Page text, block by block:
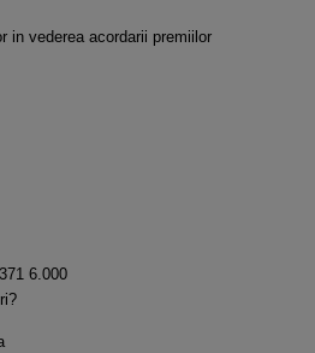
in vederea acordarii premiilor
6.000